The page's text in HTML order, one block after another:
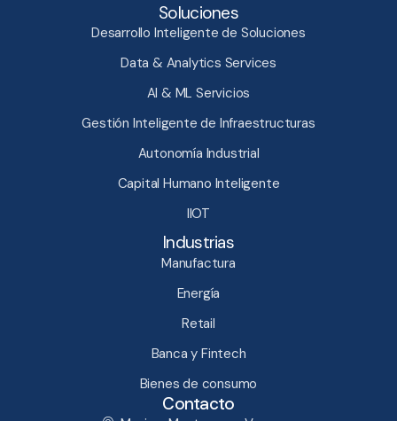
Soluciones
Desarrollo Inteligente de Soluciones
Data & Analytics Services
AI & ML Servicios
Gestión Inteligente de Infraestructuras​
Autonomía Industrial
Capital Humano Inteligente​
IIOT
Industrias
Manufactura
Energía
Retail
Banca y Fintech
Bienes de consumo
Contacto